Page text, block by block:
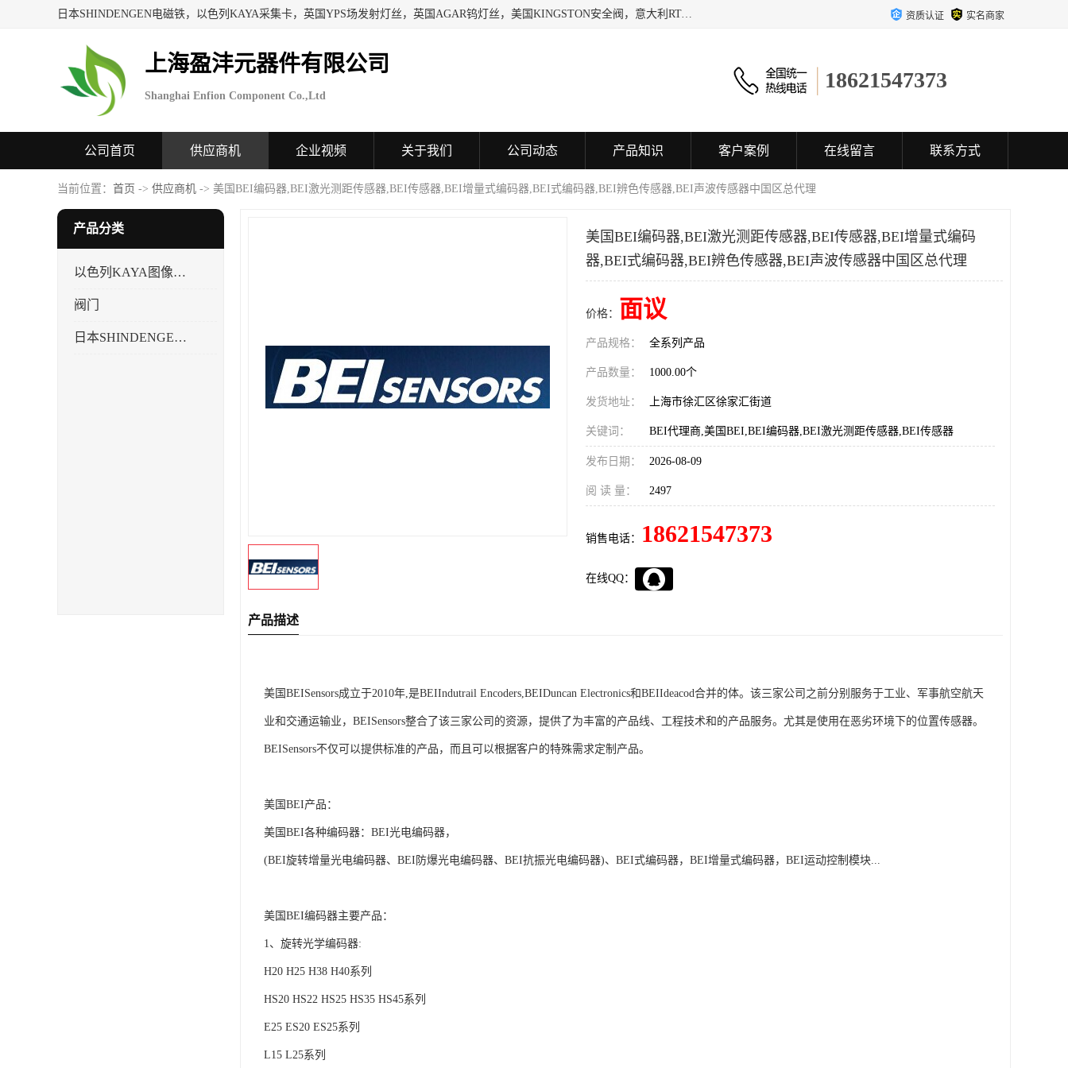
日本SHINDENGEN电磁铁，以色列KAYA采集卡，英国YPS场发射灯丝，英国AGAR钨灯丝，美国KINGSTON安全阀，意大利RTA驱动器，美国MOTT过滤器，美国GENIE过滤器，日本精线NIPPON SEISEN过滤器，法国SAPPEL水表, 德国Thyracont传感器，英国SONTAY压差传感器 美国MPC擦锡布 TB-300-MPC, 德国Matesy磁光分析仪 资质认证 实名商家
上海盈沣元器件有限公司
Shanghai Enfion Component Co.,Ltd
18621547373
公司首页 供应商机 企业视频 关于我们 公司动态 产品知识 客户案例 在线留言 联系方式
当前位置： 首页 -> 供应商机 -> 美国BEI编码器,BEI激光测距传感器,BEI传感器,BEI增量式编码器,BEI式编码器,BEI辨色传感器,BEI声波传感器中国区总代理
产品分类
以色列KAYA图像采集卡，数据采集卡
阀门
日本SHINDENGEN电磁铁
美国BEI编码器,BEI激光测距传感器,BEI传感器,BEI增量式编码
器,BEI式编码器,BEI辨色传感器,BEI声波传感器中国区总代理
价格： 面议
产品规格： 全系列产品
产品数量： 1000.00个
发货地址： 上海市徐汇区徐家汇街道
关键词： BEI代理商,美国BEI,BEI编码器,BEI激光测距传感器,BEI传感器
发布日期： 2026-08-09
阅 读 量： 2497
销售电话： 18621547373
在线QQ：
产品描述
美国 BEISensors成立于2010年,是BEIIndutrail Encoders,BEIDuncan Electronics和BEIIdeacod合并的体。该三家公司之前分别服务于工业、军事航空航天
业和交通运输业， BEISensors整合了该三家公司的资源，提供了为丰富的产品线、工程技术和的产品服务。尤其是使用在恶劣环境下的位置传感器。
BEISensors不仅可以提供标准的产品，而且可以根据客户的特殊需求定制产品。
美国 BEI产品：
美国 BEI各种编码器： BEI光电编码器，
(BEI旋转增量光电编码器、 BEI 防爆光电编码器、 BEI抗振光电编码器)、 BEI式编码器， BEI增量式编码器， BEI运动控制模块...
美国 BEI编码器主要产品：
1、旋转光学编码器:
H20 H25 H38 H40系列
HS20 HS22 HS25 HS35 HS45系列
E25 ES20 ES25系列
L15 L25系列